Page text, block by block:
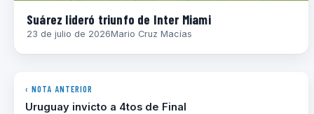
Suárez lideró triunfo de Inter Miami
23 de julio de 2026Mario Cruz Macías
‹ NOTA ANTERIOR
Uruguay invicto a 4tos de Final